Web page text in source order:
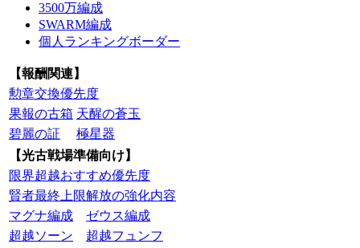
3500万編成
SWARM編成
個人ランキングボーダー
【報酬関連】
勲章交換優先度
果報の古箱 天醒の蒼玉
碧麗の証
極星器
【光古戦場準備向け】
限界超越おすすめ優先度
賢者最終上限解放の強化内容
マグナ編成
ゼウス編成
超越ソーン
超越フュンフ